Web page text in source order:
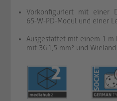
Vorkonfiguriert mit einer
65-W-PD-Modul und einer
Ausgestattet mit einem 1 m
mit 3G1,5 mm² und